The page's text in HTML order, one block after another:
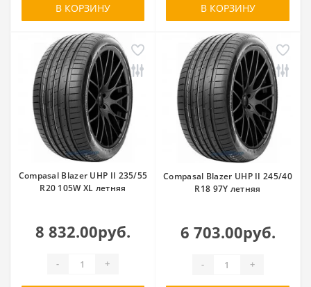
В КОРЗИНУ В КОРЗИНУ
Compasal Blazer UHP II 235/55
R20 105W XL летняя
8 832.00руб.
- +
Compasal Blazer UHP II 245/40
R18 97Y летняя
6 703.00руб.
- +